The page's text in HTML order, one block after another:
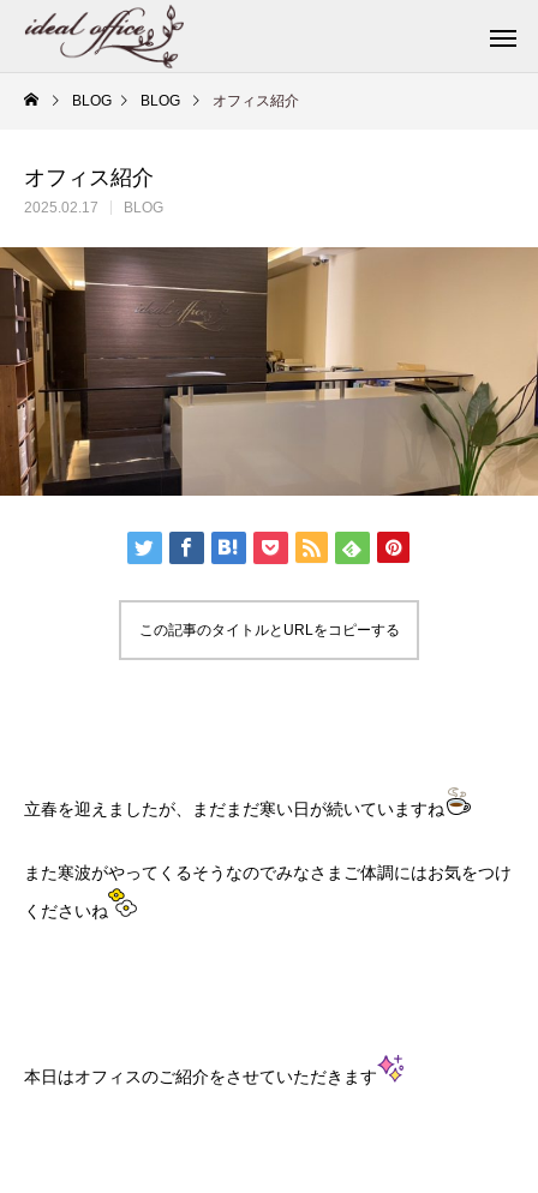
BLOG BLOG オフィス紹介
オフィス紹介
2025.02.17 BLOG
この記事のタイトルとURLをコピーする
立春を迎えましたが、まだまだ寒い日が続いていますね
また寒波がやってくるそうなのでみなさまご体調にはお気をつけ
くださいね
本日はオフィスのご紹介をさせていただきます